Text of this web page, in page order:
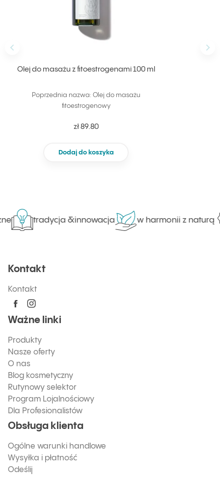
Olej do masażu z fitoestrogenami 100 ml
Poprzednia nazwa: Olej do masażu
fitoestrogenowy
zł 89.80
Dodaj do koszyka
tradycja &innowacja w harmonii z naturą
Kontakt
Kontakt
Ważne linki
Produkty
Nasze oferty
O nas
Blog kosmetyczny
Rutynowy selektor
Program Lojalnościowy
Dla Profesionalistów
Obsługa klienta
Ogólne warunki handlowe
Wysyłka i płatność
Odeślij